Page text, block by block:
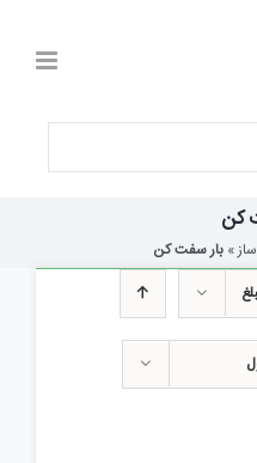
کن
»بار سفت کن